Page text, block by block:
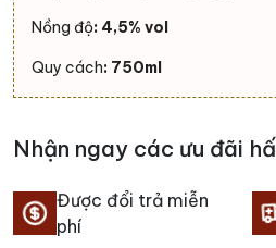
Nồng độ: 4,5% vol
Quy cách: 750ml
Nhận ngay các ưu đãi
Được đổi trả miễn
phí